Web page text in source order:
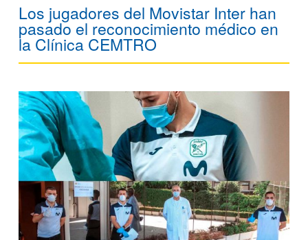
Los jugadores del Movistar Inter han
pasado el reconocimiento médico en
la Clínica CEMTRO